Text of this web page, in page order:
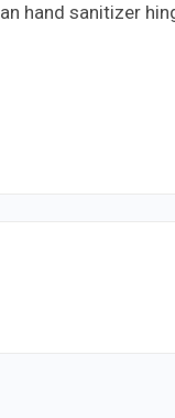
hand sanitizer